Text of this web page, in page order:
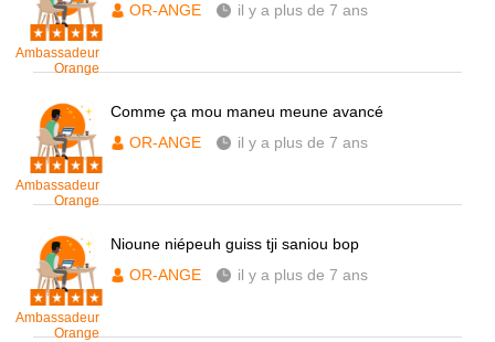
Ambassadeur
Orange
OR-ANGE
il y a plus de 7 ans
Ambassadeur
Orange
Comme ça mou maneu meune avancé
OR-ANGE
il y a plus de 7 ans
Ambassadeur
Orange
Nioune niépeuh guiss tji saniou bop
OR-ANGE
il y a plus de 7 ans